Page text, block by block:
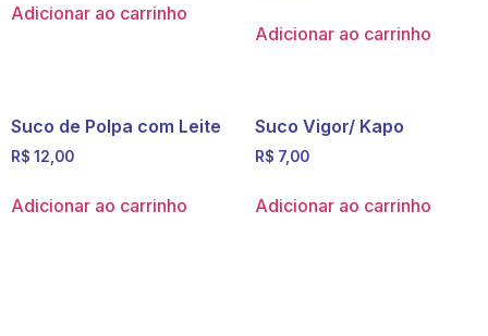
Adicionar ao carrinho
Adicionar ao carrinho
Suco de Polpa com Leite
R$ 12,00
Adicionar ao carrinho
Suco Vigor/ Kapo
R$ 7,00
Adicionar ao carrinho